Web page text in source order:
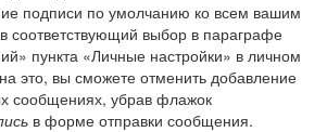
подписи по умолчанию ко всем вашим
соответствующий выбор в параграфе
пункта «Личные настройки» в личном
это, вы сможете отменить добавление
сообщениях, убрав флажок
в форме отправки сообщения.